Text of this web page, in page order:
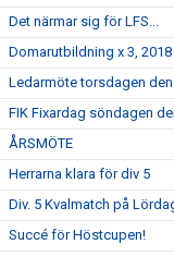
Det närmar sig för LFS...
Domarutbildning x 3, 2018
Ledarmöte torsdagen
FIK Fixardag söndagen
ÅRSMÖTE
Herrarna klara för div 5
Div. 5 Kvalmatch på
Succé för Höstcupen!